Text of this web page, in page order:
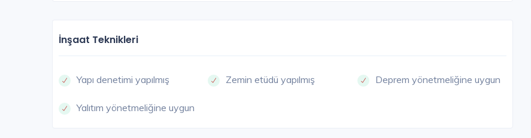
İnşaat Teknikleri
Yapı denetimi yapılmış Zemin etüdü yapılmış Deprem yönetmeliğine uygun
Yalıtım yönetmeliğine uygun